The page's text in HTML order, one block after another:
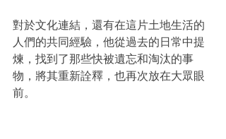
對於文化連結，還有在這片土地生活的
人們的共同經驗，他從過去的日常中提
煉，找到了那些快被遺忘和淘汰的事
物，將其重新詮釋，也再次放在大眾眼
前。